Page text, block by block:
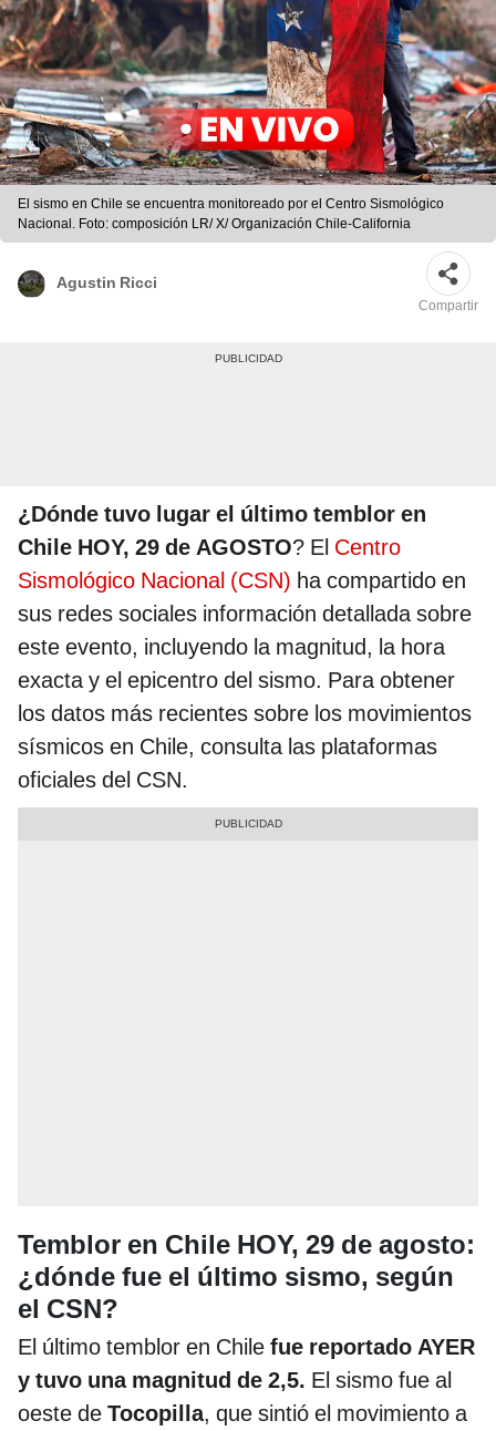
El sismo en Chile se encuentra monitoreado por el Centro Sismológico
Nacional. Foto: composición LR/ X/ Organización Chile-California
Agustin Ricci
Compartir
¿Dónde tuvo lugar el último temblor en
Chile HOY, 29 de AGOSTO? El Centro
Sismológico Nacional (CSN) ha compartido en
sus redes sociales información detallada sobre
este evento, incluyendo la magnitud, la hora
exacta y el epicentro del sismo. Para obtener
los datos más recientes sobre los movimientos
sísmicos en Chile, consulta las plataformas
oficiales del CSN.
Temblor en Chile HOY, 29 de agosto:
¿dónde fue el último sismo, según
el CSN?
El último temblor en Chile fue reportado AYER
y tuvo una magnitud de 2,5. El sismo fue al
oeste de Tocopilla, que sintió el movimiento a